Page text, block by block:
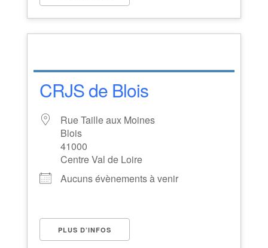
CRJS de Blois
Rue Taille aux Moines
Blois
41000
Centre Val de Loire
Aucuns évènements à venir
PLUS D’INFOS